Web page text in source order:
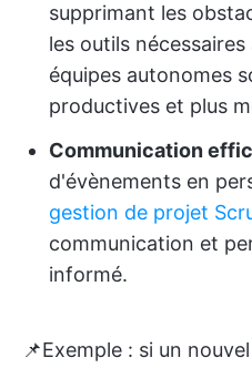
supprimant les
les outils
équipes autonomes
productives et plus
Communication
d'évènements en
gestion de projet
communication et
informé.
📌Exemple : si un